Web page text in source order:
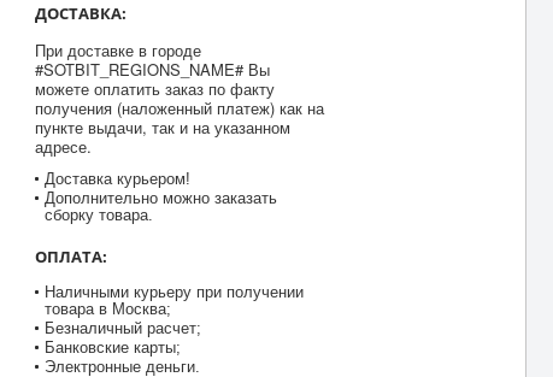
ДОСТАВКА:
При доставке в городе
#SOTBIT_REGIONS_NAME# Вы
можете оплатить заказ по факту
получения (наложенный платеж) как на
пункте выдачи, так и на указанном
адресе.
Доставка курьером!
Дополнительно можно заказать
сборку товара.
ОПЛАТА:
Наличными курьеру при получении
товара в Москва;
Безналичный расчет;
Банковские карты;
Электронные деньги.